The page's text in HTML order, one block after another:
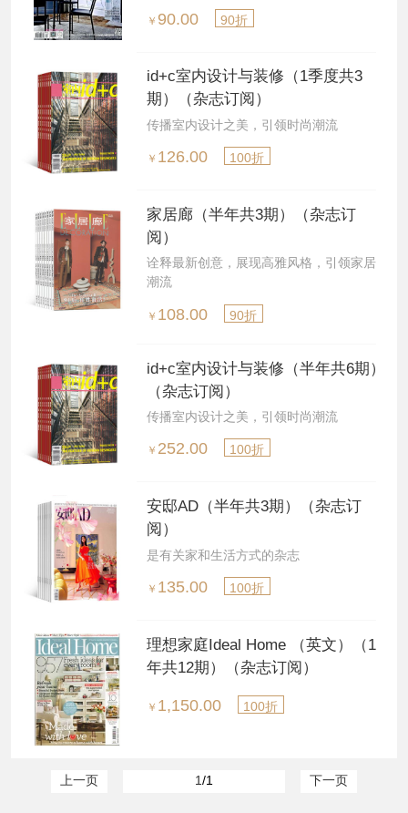
￥ 90.00 90折
id+c室内设计与装修（1季度共3
期）（杂志订阅）
传播室内设计之美，引领时尚潮流
￥ 126.00 100折
家居廊（半年共3期）（杂志订
阅）
诠释最新创意，展现高雅风格，引领家居
潮流
￥ 108.00 90折
id+c室内设计与装修（半年共6期）
（杂志订阅）
传播室内设计之美，引领时尚潮流
￥ 252.00 100折
安邸AD（半年共3期）（杂志订
阅）
是有关家和生活方式的杂志
￥ 135.00 100折
理想家庭Ideal Home （英文）（1
年共12期）（杂志订阅）
￥ 1,150.00 100折
上一页 1 /1 下一页